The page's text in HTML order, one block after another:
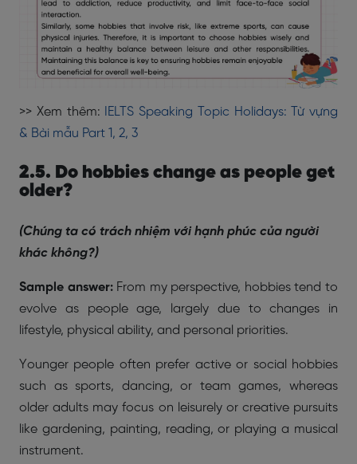
>> Xem thêm:
IELTS Speaking Topic Holidays: Từ vựng
& Bài mẫu Part 1, 2, 3
2.5. Do hobbies change as people get
older?
(Chúng ta có trách nhiệm với hạnh phúc của người
khác không?)
Sample answer: From my perspective, hobbies tend to
evolve as people age, largely due to changes in
lifestyle, physical ability, and personal priorities.
Younger people often prefer active or social hobbies
such as sports, dancing, or team games, whereas
older adults may focus on leisurely or creative pursuits
like gardening, painting, reading, or playing a musical
instrument.